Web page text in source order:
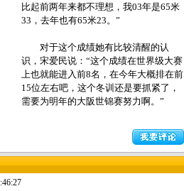
比起前两年来都不理想，我03年是65米
33，去年也有65米23。”
对于这个成绩她有比较清醒的认
识，宋爱民说：“这个成绩在世界级大赛
上也就能进入前8名，在今年大概排在前
15位左右吧，这个冬训还是要抓紧了，
需要为明年的大阪世锦赛努力啊。”